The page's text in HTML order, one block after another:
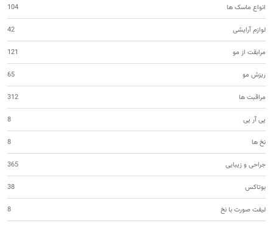
انواع ماسک ها 104
لوازم آرایشی 42
مرابقت از مو 121
ریزش مو 65
مراقبت ها 312
پی آر پی 8
نخ ها 8
جراحی و زیبایی 365
بوتاکس 38
لیفت صورت با نخ 8